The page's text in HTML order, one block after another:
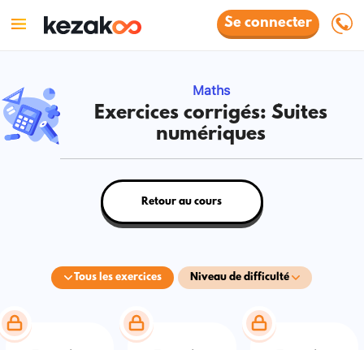
Se connecter
Maths
Exercices corrigés: Suites
numériques
Tous les exercices Niveau de difficulté
Retour au cours